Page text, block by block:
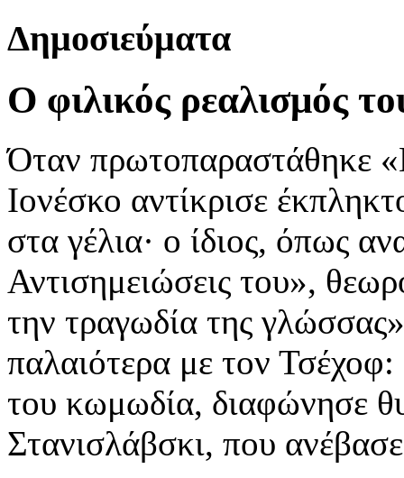
Δημοσιεύματα
Ο φιλικός ρεαλισμός
Όταν πρωτοπαραστάθηκε
Ιονέσκο αντίκρισε
στα γέλια· ο ίδιος, όπως
Αντισημειώσεις του»,
την τραγωδία της
παλαιότερα με τον
του κωμωδία, διαφώνησε
Στανισλάβσκι, που